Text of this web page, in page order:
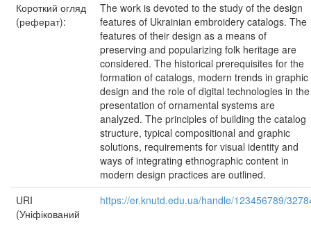
Короткий огляд
(реферат):
The work is devoted to the study of the design
features of Ukrainian embroidery catalogs. The
features of their design as a means of
preserving and popularizing folk heritage are
considered. The historical prerequisites for the
formation of catalogs, modern trends in graphic
design and the role of digital technologies in the
presentation of ornamental systems are
analyzed. The principles of building the catalog
structure, typical compositional and graphic
solutions, requirements for visual identity and
ways of integrating ethnographic content in
modern design practices are outlined.
URI
(Уніфікований
https://er.knutd.edu.ua/handle/123456789/